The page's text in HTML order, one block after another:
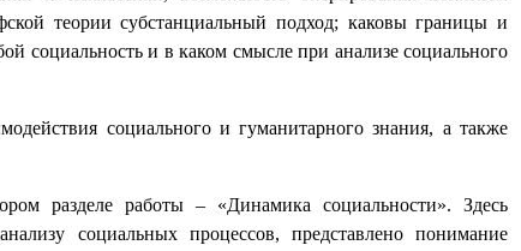
теории субстанциальный подход; каковы границы и
социальность и в каком смысле при анализе социального
социального и гуманитарного знания, а также
разделе работы – «Динамика социальности». Здесь
социальных процессов, представлено понимание